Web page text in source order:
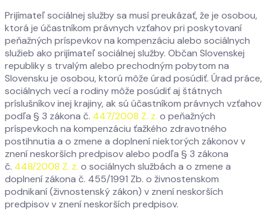
Prijímateľ sociálnej služby sa musí preukázať, že je osobou,
ktorá je účastníkom právnych vzťahov pri poskytovaní
peňažných príspevkov na kompenzáciu alebo sociálnych
služieb ako prijímateľ sociálnej služby. Občan Slovenskej
republiky s trvalým alebo prechodným pobytom na
Slovensku je osobou, ktorú môže úrad posúdiť. Úrad práce,
sociálnych vecí a rodiny môže posúdiť aj štátnych
príslušníkov inej krajiny, ak sú účastníkom právnych vzťahov
podľa § 3 zákona č. 447/2008 Z. z. o peňažných
príspevkoch na kompenzáciu ťažkého zdravotného
postihnutia a o zmene a doplnení niektorých zákonov v
znení neskorších predpisov alebo podľa § 3 zákona
č. 448/2008 Z. z. o sociálnych službách a o zmene a
doplnení zákona č. 455/1991 Zb. o živnostenskom
podnikaní (živnostenský zákon) v znení neskorších
predpisov v znení neskorších predpisov.